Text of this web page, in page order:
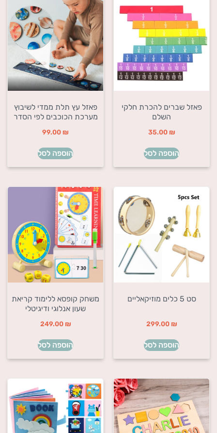
פאזל שברים להכרת חלקי
השלם
35.00 ₪
הוספה לסל
פאזל עץ תלת ממדי לשיבוץ
מערכת הכוכבים לפי הסדר
99.00 ₪
הוספה לסל
סט 5 כלים מוזיקאליים
299.00 ₪
הוספה לסל
משחק קופסא ללימוד קריאת
שעון אנלוגי ודיגיטלי
249.00 ₪
הוספה לסל